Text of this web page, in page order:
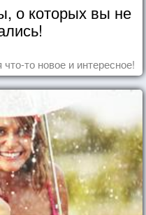
о которых вы не
то новое и интересное!